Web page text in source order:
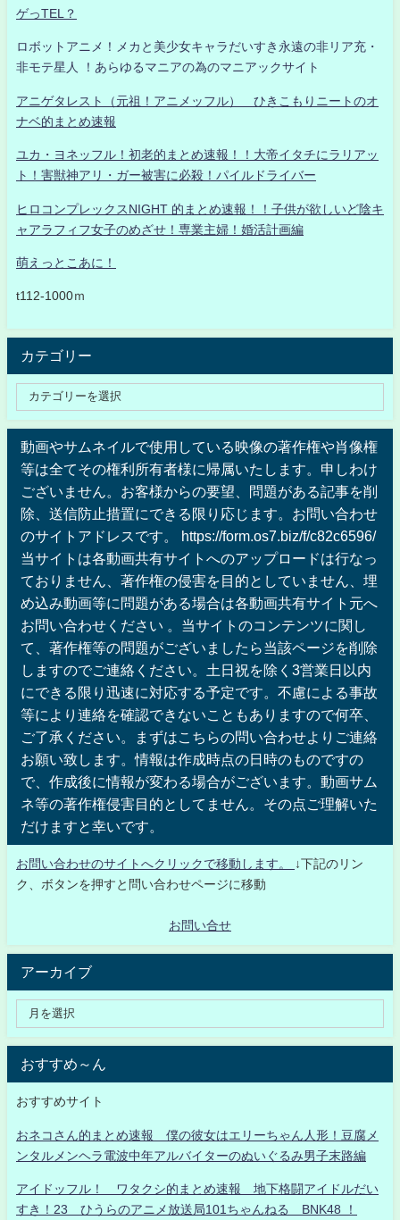
ゲっTEL？
ロボットアニメ！メカと美少女キャラだいすき永遠の非リア充・
非モテ星人 ！あらゆるマニアの為のマニアックサイト
アニゲタレスト（元祖！アニメッフル） ひきこもりニートのオ
ナベ的まとめ速報
ユカ・ヨネッフル！初老的まとめ速報！！大帝イタチにラリアッ
ト！害獣神アリ・ガー被害に必殺！パイルドライバー
ヒロコンプレックスNIGHT 的まとめ速報！！子供が欲しいど陰キ
ャアラフィフ女子のめざせ！専業主婦！婚活計画編
萌えっとこあに！
t112-1000ｍ
カテゴリー
動画やサムネイルで使用している映像の著作権や肖像権
等は全てその権利所有者様に帰属いたします。申しわけ
ございません。お客様からの要望、問題がある記事を削
除、送信防止措置にできる限り応じます。お問い合わせ
のサイトアドレスです。 https://form.os7.biz/f/c82c6596/
当サイトは各動画共有サイトへのアップロードは行なっ
ておりません、著作権の侵害を目的としていません、埋
め込み動画等に問題がある場合は各動画共有サイト元へ
お問い合わせください 。当サイトのコンテンツに関し
て、著作権等の問題がございましたら当該ページを削除
しますのでご連絡ください。土日祝を除く3営業日以内
にできる限り迅速に対応する予定です。不慮による事故
等により連絡を確認できないこともありますので何卒、
ご了承ください。まずはこちらの問い合わせよりご連絡
お願い致します。情報は作成時点の日時のものですの
で、作成後に情報が変わる場合がございます。動画サム
ネ等の著作権侵害目的としてません。その点ご理解いた
だけますと幸いです。
お問い合わせのサイトへクリックで移動します。
↓下記のリン
ク、ボタンを押すと問い合わせページに移動
お問い合せ
アーカイブ
おすすめ～ん
おすすめサイト
おネコさん的まとめ速報 僕の彼女はエリーちゃん人形！豆腐メ
ンタルメンヘラ電波中年アルバイターのぬいぐるみ男子末路編
アイドッフル！ ワタクシ的まとめ速報 地下格闘アイドルだい
すき！23 ひうらのアニメ放送局101ちゃんねる BNK48 ！